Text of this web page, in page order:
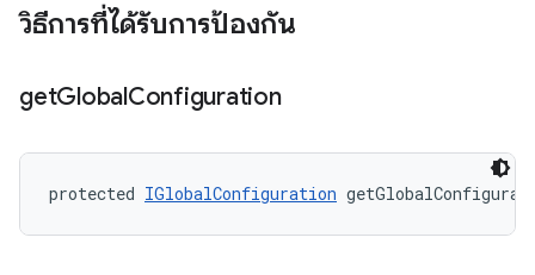
วิธีการที่ได้รับการป้องกัน
getGlobalConfiguration
protected IGlobalConfiguration